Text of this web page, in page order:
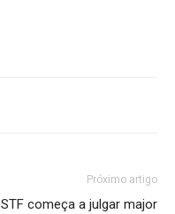
Próximo artigo
STF começa a julgar major